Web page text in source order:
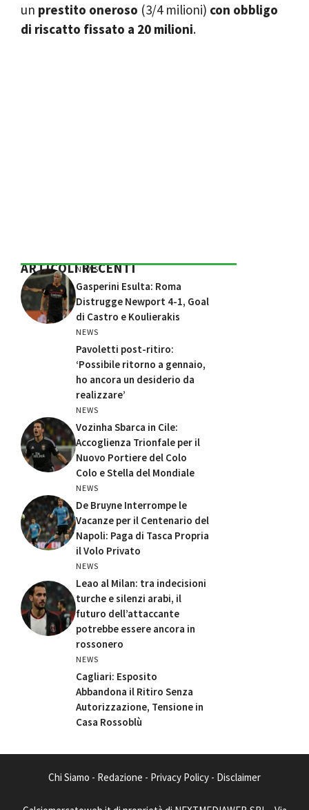
un prestito oneroso (3/4 milioni) con obbligo
di riscatto fissato a 20 milioni.
ARTICOLI RECENTI
NEWS
Gasperini Esulta: Roma
Distrugge Newport 4-1, Goal
di Castro e Koulierakis
NEWS
Pavoletti post-ritiro:
‘Possibile ritorno a gennaio,
ho ancora un desiderio da
realizzare’
NEWS
Vozinha Sbarca in Cile:
Accoglienza Trionfale per il
Nuovo Portiere del Colo
Colo e Stella del Mondiale
NEWS
De Bruyne Interrompe le
Vacanze per il Centenario del
Napoli: Paga di Tasca Propria
il Volo Privato
NEWS
Leao al Milan: tra indecisioni
turche e silenzi arabi, il
futuro dell’attaccante
potrebbe essere ancora in
rossonero
NEWS
Cagliari: Esposito
Abbandona il Ritiro Senza
Autorizzazione, Tensione in
Casa Rossoblù
Chi Siamo - Redazione - Privacy Policy - Disclaimer